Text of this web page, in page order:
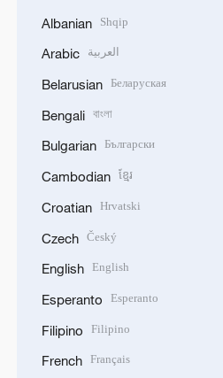
Albanian Shqip
Arabic العربية
Belarusian Беларуская
Bengali বাংলা
Bulgarian Български
Cambodian ខ្មែរ
Croatian Hrvatski
Czech Český
English English
Esperanto Esperanto
Filipino Filipino
French Français